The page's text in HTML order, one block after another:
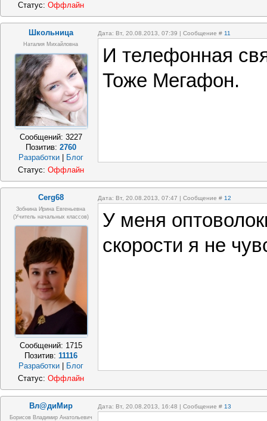
Статус: Оффлайн
Школьница Дата: Вт, 20.08.2013, 07:39 | Сообщение # 11
Наталия Михайловна
Сообщений: 3227
Позитив: 2760
Разработки
Блог
И телефонная
Тоже Мегафон.
Статус: Оффлайн
Cerg68 Дата: Вт, 20.08.2013, 07:47 | Сообщение # 12
Зобнина Ирина Евгеньевна
(учитель начальных классов)
Сообщений: 1715
Позитив: 11116
Разработки
Блог
У меня
скорости я не
Статус: Оффлайн
Вл@диМир Дата: Вт, 20.08.2013, 16:48 | Сообщение # 13
Борисов Владимир Анатольевич